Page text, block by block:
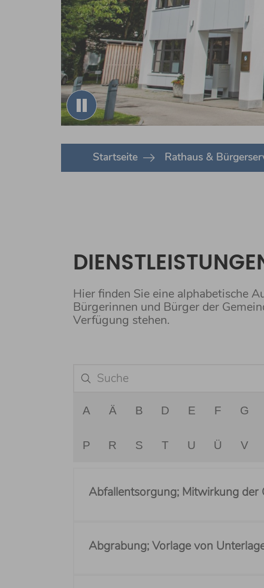
SommerSommer
Sommer
You are here:
Startseite Rathaus &
Hier finden Sie eine alphabetische
Bürgerinnen und Bürger der
Verfügung stehen.
A Ä B D E F G
P R S T U Ü V
Abfallentsorgung; Mitwirkung der
Abgrabung; Vorlage von